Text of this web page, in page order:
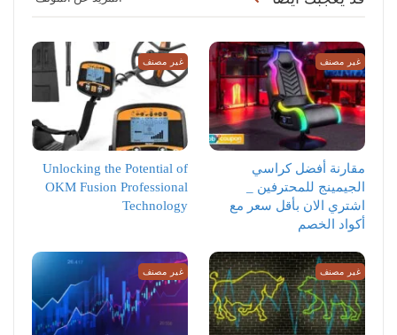
غير مصنف
مقارنة أفضل كراسي
الجيمينج للمحترفين _
اشتري الان بأقل سعر مع
أكواد الخصم
غير مصنف
Unlocking the Potential of
OKM Fusion Professional
Technology
غير مصنف غير مصنف